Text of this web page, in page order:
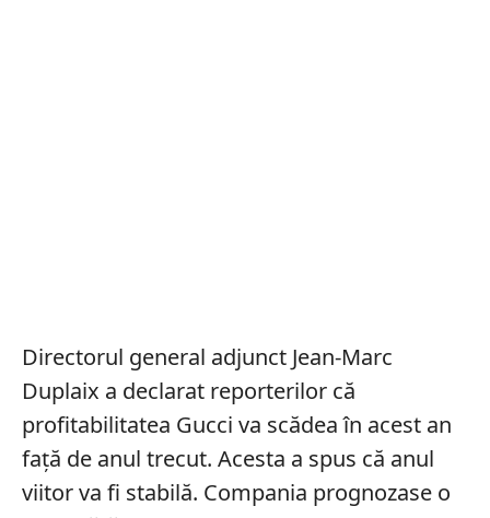
Directorul general adjunct Jean-Marc
Duplaix a declarat reporterilor că
profitabilitatea Gucci va scădea în acest an
față de anul trecut. Acesta a spus că anul
viitor va fi stabilă. Compania prognozase o